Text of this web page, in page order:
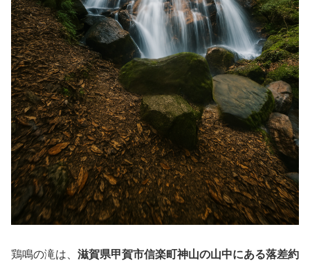
鶏鳴の滝は、 滋賀県甲賀市信楽町神山の山中にある落差約